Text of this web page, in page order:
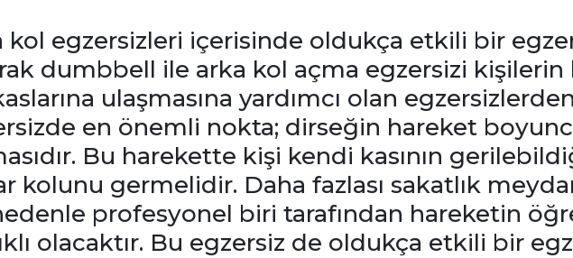
kol egzersizleri içerisinde oldukça etkili bir
dumbbell ile arka kol açma egzersizi kişilerin
ulaşmasına yardımcı olan
en önemli nokta; dirseğin hareket
Bu harekette kişi kendi kasının
kolunu germelidir. Daha fazlası sakatlık
profesyonel biri tarafından hareketin
olacaktır. Bu egzersiz de oldukça etkili bir